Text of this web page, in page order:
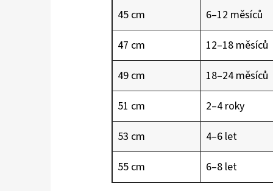
45 cm
6–12 měsíců
47 cm
12–18 měsíců
49 cm
18–24 měsíců
51 cm
2–4 roky
53 cm
4–6 let
55 cm
6–8 let